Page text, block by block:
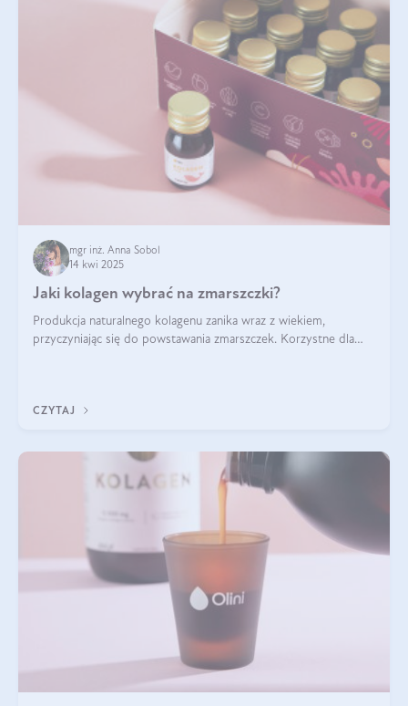
mgr inż. Anna Sobol
14 kwi 2025
Jaki kolagen wybrać na zmarszczki?
Produkcja naturalnego kolagenu zanika wraz z wiekiem,
przyczyniając się do powstawania zmarszczek. Korzystne dla
CZYTAJ